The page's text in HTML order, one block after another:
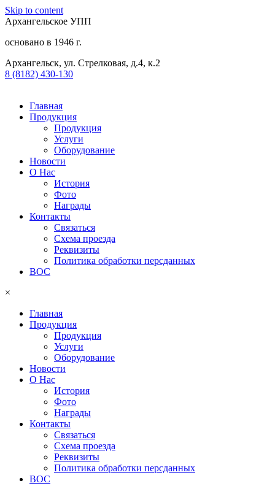
Skip to content
Архангельское УПП
основано в 1946 г.
Архангельск, ул. Стрелковая, д.4, к.2
8 (8182) 430-130​
Главная
Продукция
Продукция
Услуги
Оборудование
Новости
О Нас
История
Фото
Награды
Контакты
Связаться
Схема проезда
Реквизиты
Политика обработки персданных
ВОС
×
Главная
Продукция
Продукция
Услуги
Оборудование
Новости
О Нас
История
Фото
Награды
Контакты
Связаться
Схема проезда
Реквизиты
Политика обработки персданных
ВОС